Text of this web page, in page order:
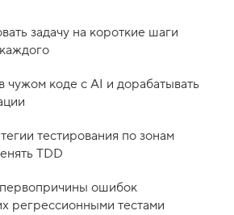
задачу на короткие шаги
чужом коде с AI и дорабатывать
тестирования по зонам
TDD
ошибок
регрессионными тестами